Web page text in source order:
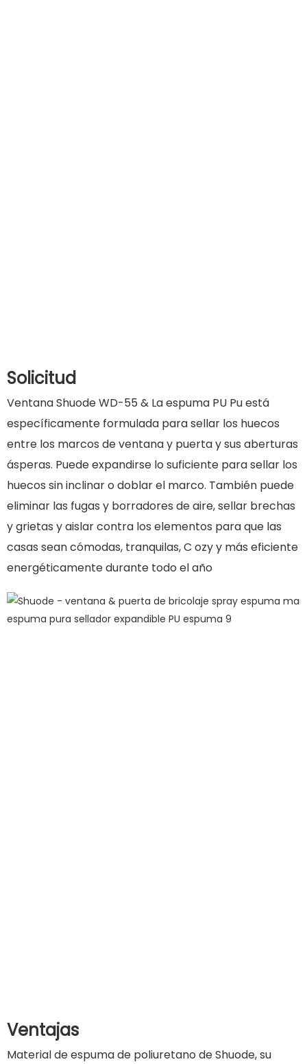
Solicitud
Ventana Shuode WD-55 & La espuma PU Pu está
específicamente formulada para sellar los huecos
entre los marcos de ventana y puerta y sus aberturas
ásperas. Puede expandirse lo suficiente para sellar los
huecos sin inclinar o doblar el marco. También puede
eliminar las fugas y borradores de aire, sellar brechas
y grietas y aislar contra los elementos para que las
casas sean cómodas, tranquilas, C ozy y más eficiente
energéticamente durante todo el año
Ventajas
Material de espuma de poliuretano de Shuode, su